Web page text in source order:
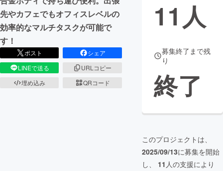
先やカフェでもオフィスレベルの
効率的なマルチタスクが可能で
す！
ポスト
シェア
LINEで送る
URLコピー
埋め込み
QRコード
11 人
募集終了まで残
り
終了
このプロジェクトは、
2025/09/13に募集を開始
し、 11 人の支援により